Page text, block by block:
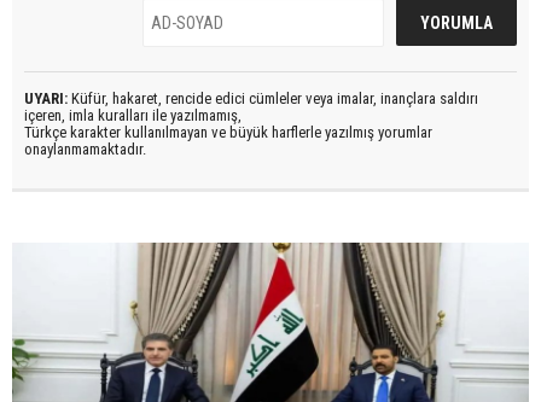
UYARI: Küfür, hakaret, rencide edici cümleler veya imalar, inançlara saldırı
içeren, imla kuralları ile yazılmamış,
Türkçe karakter kullanılmayan ve büyük harflerle yazılmış yorumlar
onaylanmamaktadır.